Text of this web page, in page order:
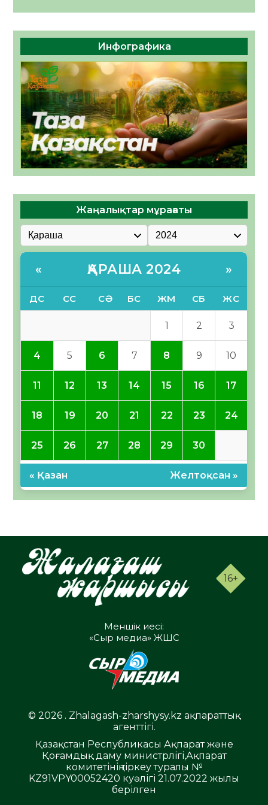
Инфографика
Жаңалықтар мұрағаты
« ҚАРАША 2024 »
ДС СС СӘ БС ЖМ СБ ЖС
1 2 3
4 5 6 7 8 9 10
11 12 13 14 15 16 17
18 19 20 21 22 23 24
25 26 27 28 29 30
« Қазан Желтоқсан »
16+
Меншік иесі:
«Сыр медиа» ЖШС
© 2026 . Zhalagash-zharshysy.kz ақпараттық
агенттігі.
Қазақстан Республикасы Ақпарат және
Қоғамдық даму министрлігі,Ақпарат
комитетінің тіркеу туралы №
KZ91VPY00052420 куәлігі 21.07.2022 жылы
берілген